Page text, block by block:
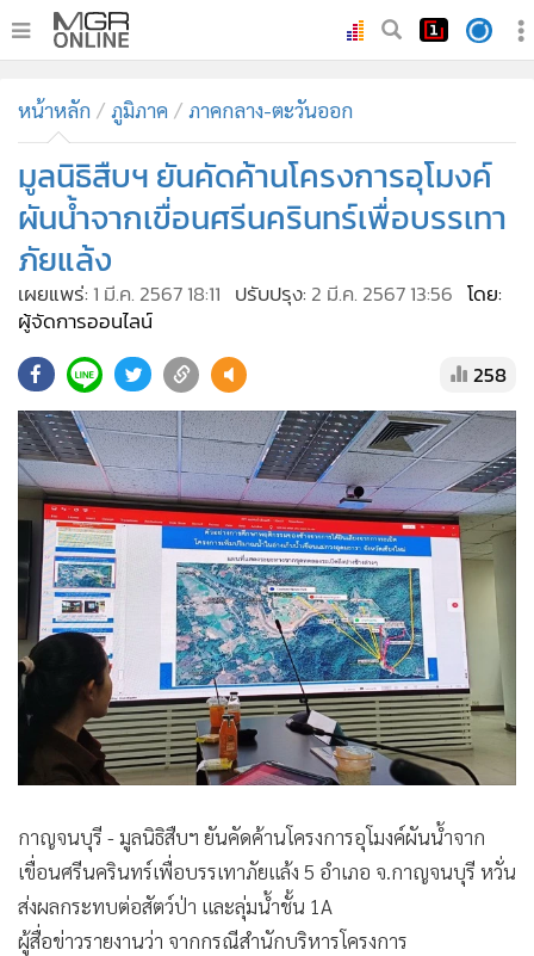
ทันเหตุการณ์
• ภาคใต้
ภูมิภาค
Online Section
• บันเทิง
• ผู้จัดการรายวัน
• ละคร
• CbizReview
• Cyber BIZ
• ผู้จัดกวน
Good health & Well-being
• Green Innovation & SD
Management & HR
• MGR Live
•
Infographic
การเมือง
ท่องเที่ยว
• กีฬา
• ต่างประเทศ
• Special Scoop
• เศรษฐกิจ-ธุรกิจ
• จีน
หน้าหลัก ภูมิภาค ภาคกลาง-ตะวันออก
มูลนิธิสืบฯ ยันคัดค้านโครงการอุโมงค์
ผันน้ำจากเขื่อนศรีนครินทร์เพื่อบรรเทา
ภัยแล้ง
เผยแพร่: 1 มี.ค. 2567 18:11 ปรับปรุง: 2 มี.ค. 2567 13:56 โดย:
ผู้จัดการออนไลน์
258
กาญจนบุรี - มูลนิธิสืบฯ ยันคัดค้านโครงการอุโมงค์ผันน้ำจาก
เขื่อนศรีนครินทร์เพื่อบรรเทาภัยแล้ง 5 อำเภอ จ.กาญจนบุรี หวั่น
ส่งผลกระทบต่อสัตว์ป่า และลุ่มน้ำชั้น 1A
ผู้สื่อข่าวรายงานว่า จากกรณีสำนักบริหารโครงการ